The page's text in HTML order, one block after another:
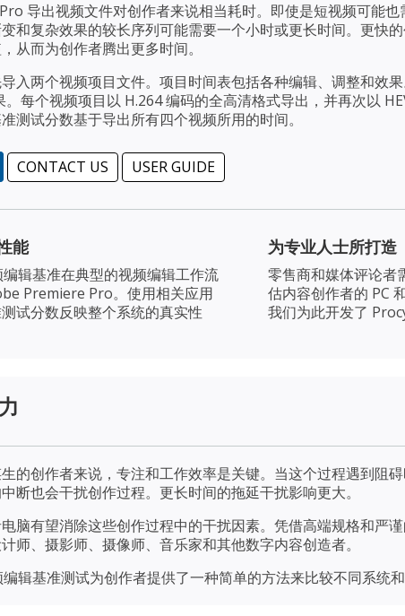
导出视频文件对创作者来说相当耗时。即使是短视频可能
和复杂效果的较长序列可能需要一个小时或更长时间。更快
从而为创作者腾出更多时间。
入两个视频项目文件。项目时间表包括各种编辑、调整和效
。每个视频项目以 H.264 编码的全高清格式导出，并再次以
测试分数基于导出所有四个视频所用的时间。
CONTACT US USER GUIDE
能
辑基准在典型的视频编辑工作流
Premiere Pro。使用相关应用
试分数反映整个系统的真实性
为专业人士所打造
零售商和媒体评论者
估内容创作者的 PC
我们为此开发了
的创作者来说，专注和工作效率是关键。当这个过程遇到阻碍
断也会干扰创作过程。更长时间的拖延干扰影响更大。
脑有望消除这些创作过程中的干扰因素。凭借高端规格和严
师、摄影师、摄像师、音乐家和其他数字内容创造者。
辑基准测试为创作者提供了一种简单的方法来比较不同系统和